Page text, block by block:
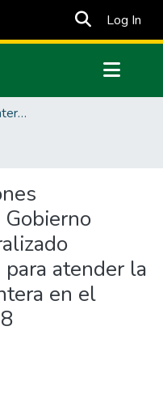
Log In
Facultad de Comercio Internacional, Integración, Administración y Economía Empresarial
atender la
en el